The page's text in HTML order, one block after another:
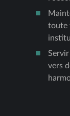
toute
vers